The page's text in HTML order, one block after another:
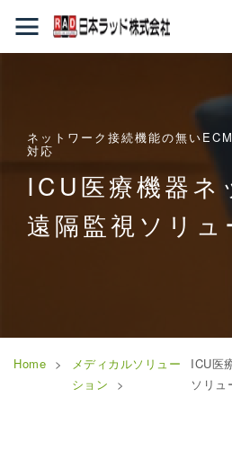
ネットワーク接続機能の無い
対応
ICU医療機器ネ
遠隔監視ソリ
Home
メディカルソリュー
ション
ICU医
ソリュ